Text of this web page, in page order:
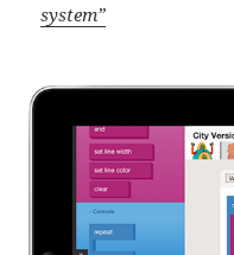
system”